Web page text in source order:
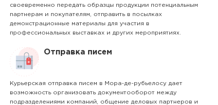
своевременно передать образцы продукции потенциальным
партнерам и покупателям, отправить в посылках
демонстрационные материалы для участия в
профессиональных выставках и других мероприятиях.
Отправка писем
Курьерская отправка писем в Мора-де-рубьелосу дает
возможность организовать документооборот между
подразделениями компаний, общение деловых партнеров и